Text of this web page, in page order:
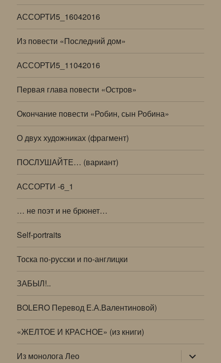
АССОРТИ5_16042016
Из повести «Последний дом»
АССОРТИ5_11042016
Первая глава повести «Остров»
Окончание повести «Робин, сын Робина»
О двух художниках (фрагмент)
ПОСЛУШАЙТЕ… (вариант)
АССОРТИ -6_1
… не поэт и не брюнет…
Self-portraits
Тоска по-русски и по-англицки
ЗАБЫЛ!..
BOLERO Перевод Е.А.Валентиновой)
«ЖЕЛТОЕ И КРАСНОЕ» (из книги)
Из монолога Лео раскрыть